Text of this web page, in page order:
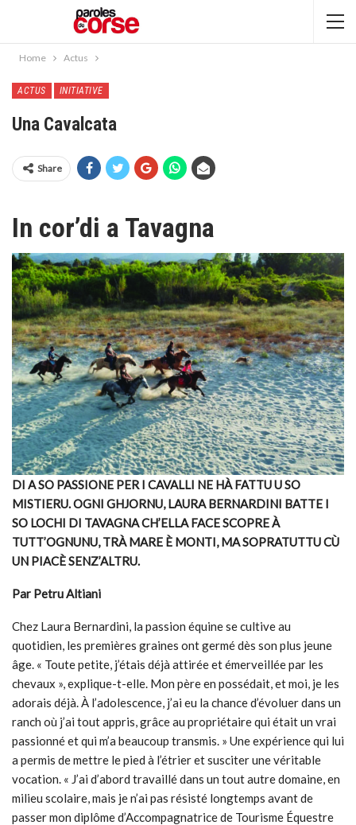
Home Actus
ACTUS INITIATIVE
Una Cavalcata
Share
In cor’di a Tavagna
DI A SO PASSIONE PER I CAVALLI NE HÀ FATTU U SO
MISTIERU. OGNI GHJORNU, LAURA BERNARDINI BATTE I
SO LOCHI DI TAVAGNA CH’ELLA FACE SCOPRE À
TUTT’OGNUNU, TRÀ MARE È MONTI, MA SOPRATUTTU CÙ
UN PIACÈ SENZ’ALTRU.
Par Petru Altiani
Chez Laura Bernardini, la passion équine se cultive au
quotidien, les premières graines ont germé dès son plus jeune
âge. « Toute petite, j’étais déjà attirée et émerveillée par les
chevaux », explique-t-elle. Mon père en possédait, et moi, je les
adorais déjà. À l’adolescence, j’ai eu la chance d’évoluer dans un
ranch où j’ai tout appris, grâce au propriétaire qui était un vrai
passionné et qui m’a beaucoup transmis. » Une expérience qui lui
a permis de mettre le pied à l’étrier et susciter une véritable
vocation. « J’ai d’abord travaillé dans un tout autre domaine, en
milieu scolaire, mais je n’ai pas résisté longtemps avant de
passer mon diplôme d’Accompagnatrice de Tourisme Équestre